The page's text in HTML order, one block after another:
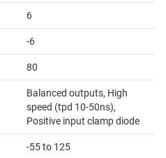
6
-6
80
Balanced outputs, High
speed (tpd 10-50ns),
Positive input clamp diode
-55 to 125